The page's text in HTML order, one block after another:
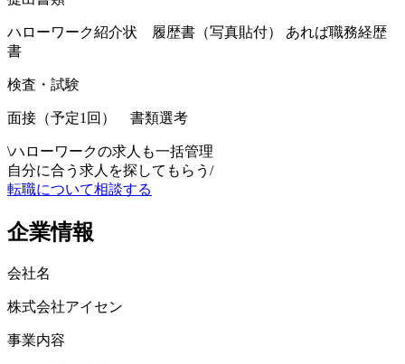
ハローワーク紹介状 履歴書（写真貼付） あれば職務経歴
書
検査・試験
面接（予定1回） 書類選考
\ハローワークの求人も一括管理
自分に合う求人を探してもらう /
転職について相談する
企業情報
会社名
株式会社アイセン
事業内容